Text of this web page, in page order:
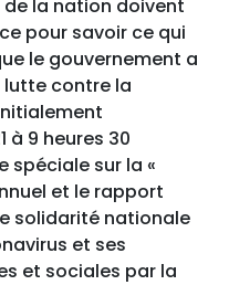
de la nation doivent
pour savoir ce qui
le gouvernement a
lutte contre la
à 9 heures 30
spéciale sur la «
et le rapport
solidarité nationale
et ses
et sociales par la